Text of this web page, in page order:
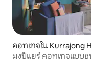
คอทเทจใน Kurrajong
ts
มงปีแยร์ คอทเทจแบบ